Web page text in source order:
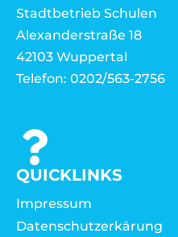
Stadtbetrieb Schulen
Alexanderstraße 18
42103 Wuppertal
Telefon: 0202/563-2756
QUICKLINKS
Impressum
Datenschutzerkärung